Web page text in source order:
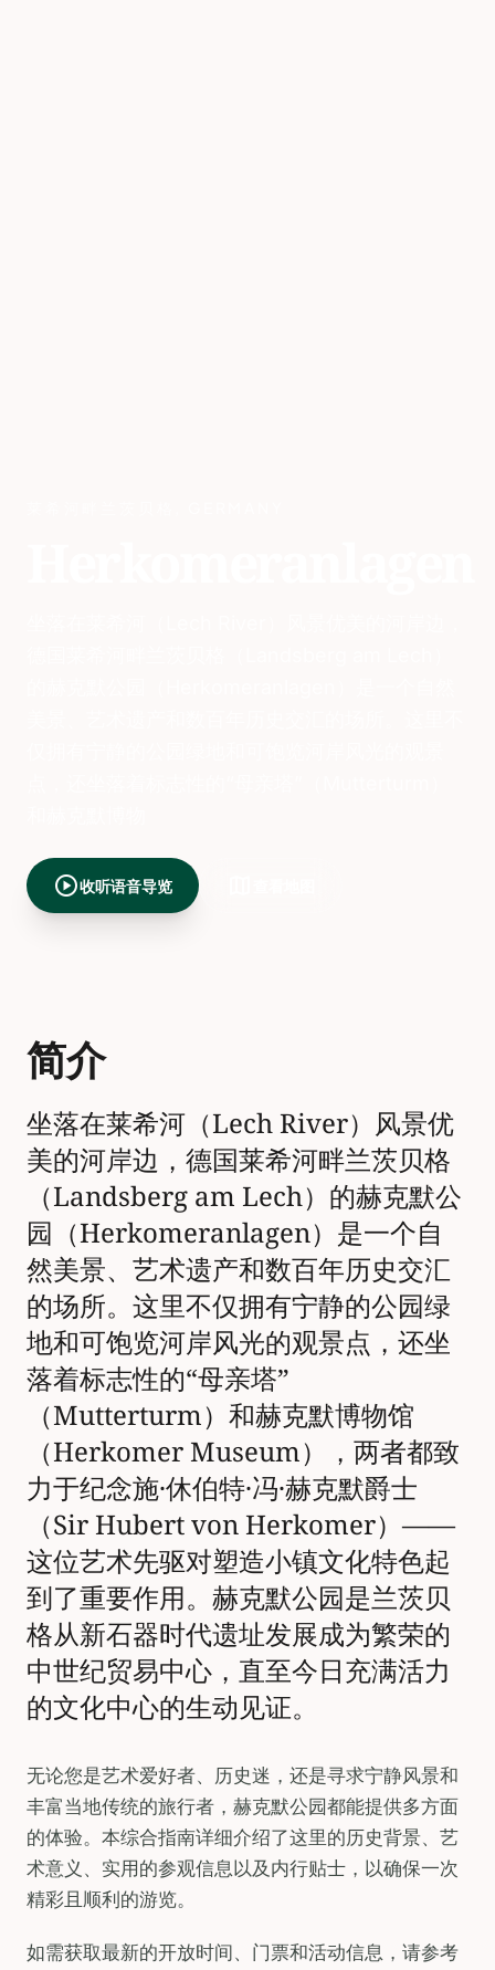
play_circle收听语音导览
简介
坐落在莱希河（Lech River）风景优
美的河岸边，德国莱希河畔兰茨贝格
（Landsberg am Lech）的赫克默公
园（Herkomeranlagen）是一个自
然美景、艺术遗产和数百年历史交汇
的场所。这里不仅拥有宁静的公园绿
地和可饱览河岸风光的观景点，还坐
落着标志性的“母亲塔”
（Mutterturm）和赫克默博物馆
（Herkomer Museum），两者都致
力于纪念施·休伯特·冯·赫克默爵士
（Sir Hubert von Herkomer）——
这位艺术先驱对塑造小镇文化特色起
到了重要作用。赫克默公园是兰茨贝
格从新石器时代遗址发展成为繁荣的
中世纪贸易中心，直至今日充满活力
的文化中心的生动见证。
无论您是艺术爱好者、历史迷，还是寻求宁静风景和
丰富当地传统的旅行者，赫克默公园都能提供多方面
的体验。本综合指南详细介绍了这里的历史背景、艺
术意义、实用的参观信息以及内行贴士，以确保一次
精彩且顺利的游览。
如需获取最新的开放时间、门票和活动信息，请参考